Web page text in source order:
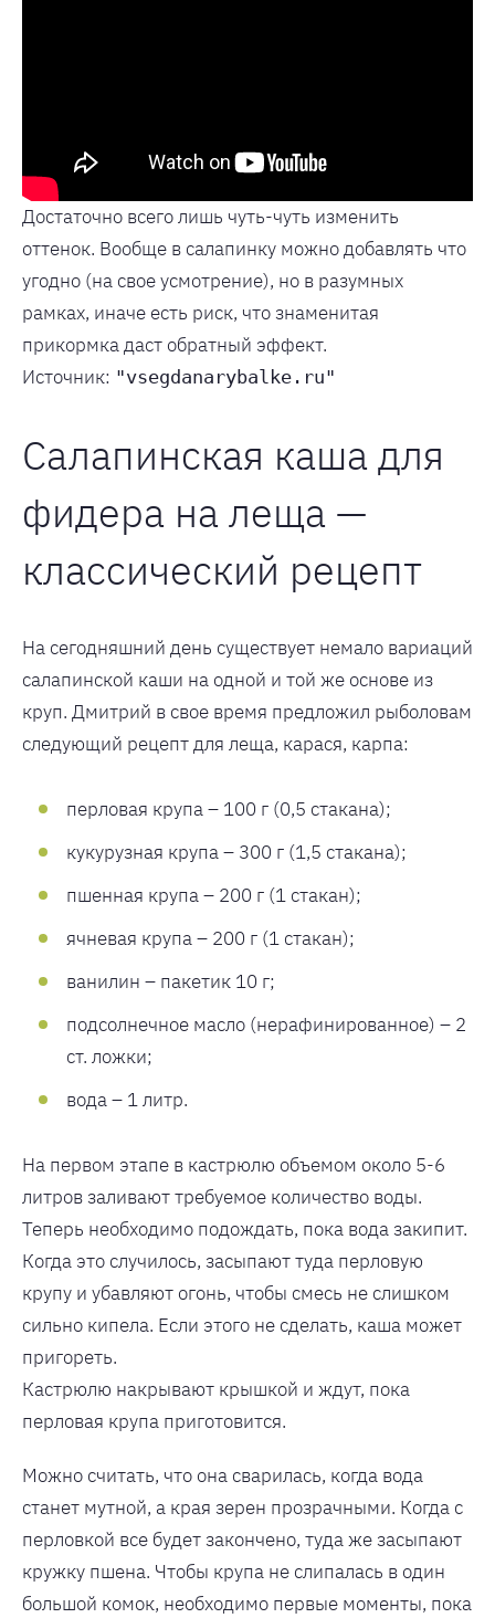
Достаточно всего лишь чуть-чуть изменить
оттенок. Вообще в салапинку можно добавлять что
угодно (на свое усмотрение), но в разумных
рамках, иначе есть риск, что знаменитая
прикормка даст обратный эффект.
Источник: "vsegdanarybalke.ru"
Салапинская каша для
фидера на леща —
классический рецепт
На сегодняшний день существует немало вариаций
салапинской каши на одной и той же основе из
круп. Дмитрий в свое время предложил рыболовам
следующий рецепт для леща, карася, карпа:
перловая крупа – 100 г (0,5 стакана);
кукурузная крупа – 300 г (1,5 стакана);
пшенная крупа – 200 г (1 стакан);
ячневая крупа – 200 г (1 стакан);
ванилин – пакетик 10 г;
подсолнечное масло (нерафинированное) – 2
ст. ложки;
вода – 1 литр.
На первом этапе в кастрюлю объемом около 5-6
литров заливают требуемое количество воды.
Теперь необходимо подождать, пока вода закипит.
Когда это случилось, засыпают туда перловую
крупу и убавляют огонь, чтобы смесь не слишком
сильно кипела. Если этого не сделать, каша может
пригореть.
Кастрюлю накрывают крышкой и ждут, пока
перловая крупа приготовится.
Можно считать, что она сварилась, когда вода
станет мутной, а края зерен прозрачными. Когда с
перловкой все будет закончено, туда же засыпают
кружку пшена. Чтобы крупа не слипалась в один
большой комок, необходимо первые моменты, пока